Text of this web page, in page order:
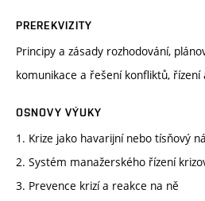
PREREKVIZITY
Principy a zásady rozhodování,
komunikace a řešení konfliktů, řízení
OSNOVY VÝUKY
1. Krize jako havarijní nebo tísňový
2. Systém manažerského řízení
3. Prevence krizí a reakce na ně